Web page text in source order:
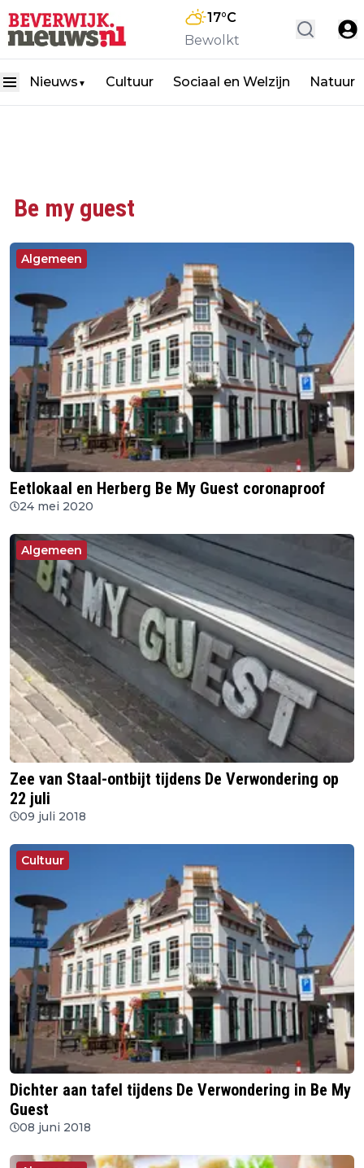
17°C
Bewolkt
Nieuws ▼ Cultuur Sociaal en Welzijn Natuur
Be my guest
Algemeen
Eetlokaal en Herberg Be My Guest coronaproof
24 mei 2020
Algemeen
Zee van Staal-ontbijt tijdens De Verwondering op
22 juli
09 juli 2018
Cultuur
Dichter aan tafel tijdens De Verwondering in Be My
Guest
08 juni 2018